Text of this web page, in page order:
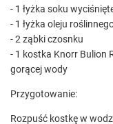
- 1 łyżka soku
- 1 łyżka oleju
- 2 ząbki czosnku
- 1 kostka Knorr Bulion
gorącej wody
Przygotowanie:
Rozpuść kostkę w